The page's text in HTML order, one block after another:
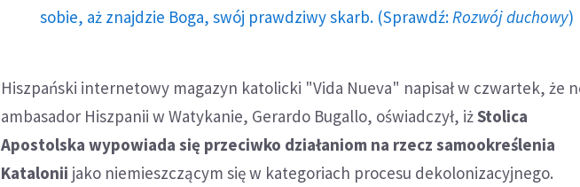
sobie, aż znajdzie Boga, swój prawdziwy skarb. (Sprawdź: Rozwój duchowy)
Hiszpański internetowy magazyn katolicki "Vida Nueva" napisał w czwartek, że
ambasador Hiszpanii w Watykanie, Gerardo Bugallo, oświadczył, iżStolica
Apostolska wypowiada się przeciwko działaniom na rzecz samookreślenia
Katalonii jako niemieszczącym się w kategoriach procesu dekolonizacyjnego.